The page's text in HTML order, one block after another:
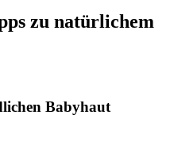
zu natürlichem
Babyhaut